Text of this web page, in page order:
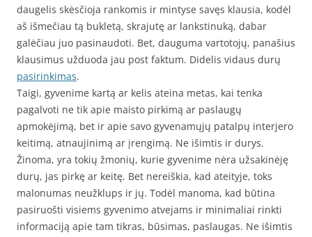
daugelis skėsčioja rankomis ir mintyse savęs klausia, kodėl
aš išmečiau tą bukletą, skrajutę ar lankstinuką, dabar
galėčiau juo pasinaudoti. Bet, dauguma vartotojų, panašius
klausimus užduoda jau post faktum. Didelis vidaus durų
pasirinkimas.
Taigi, gyvenime kartą ar kelis ateina metas, kai tenka
pagalvoti ne tik apie maisto pirkimą ar paslaugų
apmokėjimą, bet ir apie savo gyvenamųjų patalpų interjero
keitimą, atnaujinimą ar įrengimą. Ne išimtis ir durys.
Žinoma, yra tokių žmonių, kurie gyvenime nėra užsakinėję
durų, jas pirkę ar keitę. Bet nereiškia, kad ateityje, toks
malonumas neužklups ir jų. Todėl manoma, kad būtina
pasiruošti visiems gyvenimo atvejams ir minimaliai rinkti
informaciją apie tam tikras, būsimas, paslaugas. Ne išimtis